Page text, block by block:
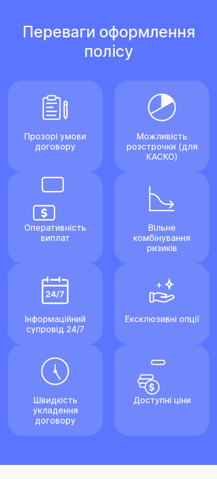
Переваги оформлення
полісу
Прозорі умови
договору
Можливість
розстрочки (для
КАСКО)
Оперативність
виплат
Вільне
комбінування
ризиків
Інформаційний
супровід 24/7
Ексклюзивні опції
Швидкість
укладення
договору
Доступні ціни